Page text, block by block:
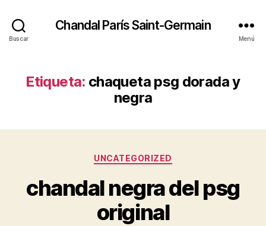
Buscar
Chandal París Saint-Germain
Menú
Etiqueta: chaqueta psg dorada y
negra
Categorías
UNCATEGORIZED
chandal negra del psg
original